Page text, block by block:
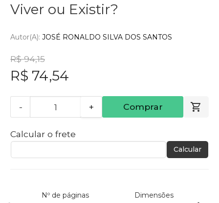
Viver ou Existir?
Autor(a): JOSÉ RONALDO SILVA DOS SANTOS
R$ 94,15
R$ 74,54
- + Comprar
Calcular o frete
Calcular
Nº de páginas Dimensões